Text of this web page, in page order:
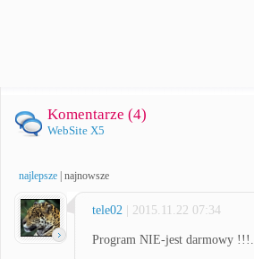
Komentarze (4)
WebSite X5
najlepsze najnowsze
tele02 | 2015.11.22 07:34
Program NIE-jest darmowy !!!.